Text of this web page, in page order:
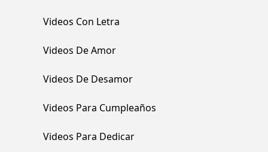
Videos Con Letra
Videos De Amor
Videos De Desamor
Videos Para Cumpleaños
Videos Para Dedicar